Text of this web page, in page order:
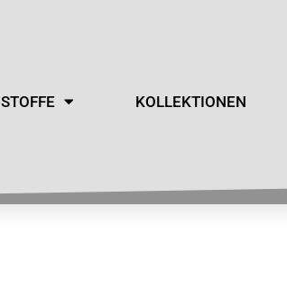
STOFFE KOLLEKTIONEN